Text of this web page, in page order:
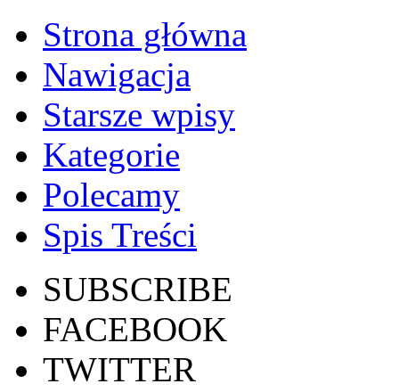
Strona główna
Nawigacja
Starsze wpisy
Kategorie
Polecamy
Spis Treści
SUBSCRIBE
FACEBOOK
TWITTER